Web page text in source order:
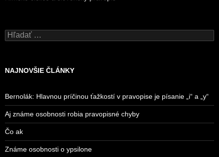
Hľadať:
NAJNOVŠIE ČLÁNKY
Bernolák: Hlavnou príčinou ťažkostí v pravopise je písanie „i“ a „y“
Aj známe osobnosti robia pravopisné chyby
Čo ak
Známe osobnosti o ypsilone